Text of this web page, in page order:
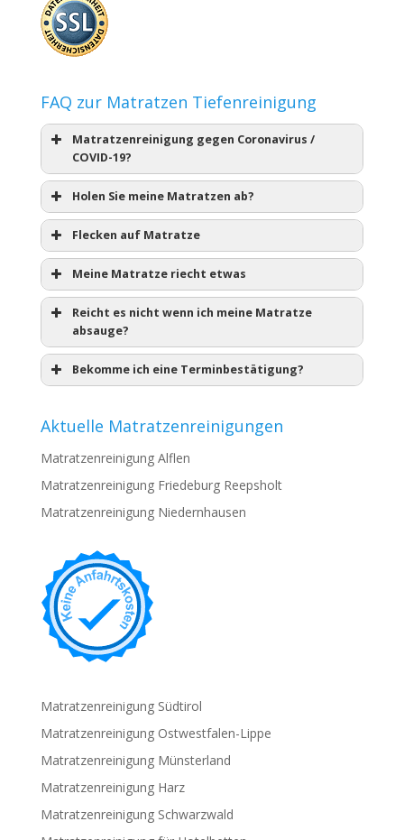
FAQ zur Matratzen Tiefenreinigung
Matratzenreinigung gegen Coronavirus /
COVID-19?
Holen Sie meine Matratzen ab?
Flecken auf Matratze
Meine Matratze riecht etwas
Reicht es nicht wenn ich meine Matratze
absauge?
Bekomme ich eine Terminbestätigung?
Aktuelle Matratzenreinigungen
Matratzenreinigung Alflen
Matratzenreinigung Friedeburg Reepsholt
Matratzenreinigung Niedernhausen
Matratzenreinigung Südtirol
Matratzenreinigung Ostwestfalen-Lippe
Matratzenreinigung Münsterland
Matratzenreinigung Harz
Matratzenreinigung Schwarzwald